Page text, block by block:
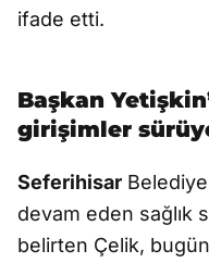
ifade etti.
Başkan
girişimler
Seferihisar
devam eden sağlık
belirten Çelik,